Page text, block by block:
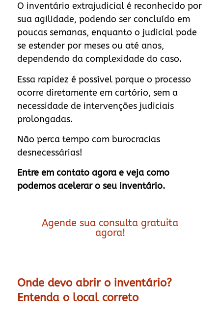
O inventário extrajudicial é reconhecido por
sua agilidade, podendo ser concluído em
poucas semanas, enquanto o judicial pode
se estender por meses ou até anos,
dependendo da complexidade do caso.
Essa rapidez é possível porque o processo
ocorre diretamente em cartório, sem a
necessidade de intervenções judiciais
prolongadas.
Não perca tempo com burocracias
desnecessárias!
Entre em contato agora e veja como
podemos acelerar o seu inventário.
Agende sua consulta gratuita
agora!
Onde devo abrir o inventário?
Entenda o local correto